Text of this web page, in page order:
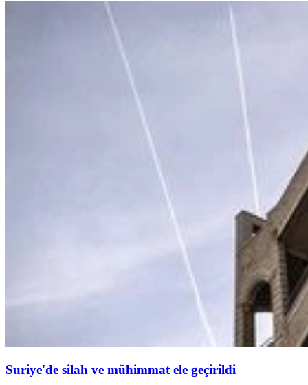
Suriye'de silah ve mühimmat ele geçirildi